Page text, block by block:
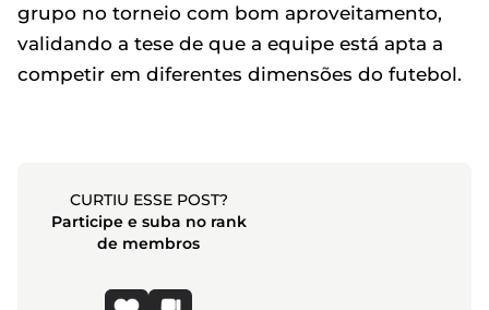
grupo no torneio com bom aproveitamento,
validando a tese de que a equipe está apta a
competir em diferentes dimensões do futebol.
CURTIU ESSE POST?
Participe e suba no rank
de membros